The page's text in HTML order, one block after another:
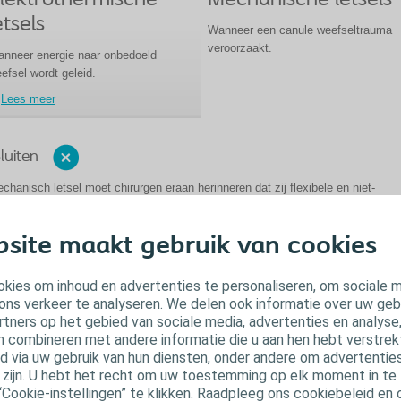
maakt gebruik van cookies
om inhoud en advertenties te personaliseren, om sociale
verkeer te analyseren. We delen ook informatie over uw
op het gebied van sociale media, advertenties en
combineren met andere informatie die u aan hen hebt
via uw gebruik van hun diensten, onder andere om
U hebt het recht om uw toestemming op elk moment in
instellingen” te klikken. Raadpleeg ons cookiebeleid en
energie naar onbedoeld
wordt geleid.
Lees meer
Wanneer een canule weefseltrauma
veroorzaakt.
letsel moet chirurgen eraan herinneren dat zij flexibele en niet-
Yankauer-type die afzuiging van naburige weefsels voorkomt.
van deskundigen:
in hun operatiekamer?